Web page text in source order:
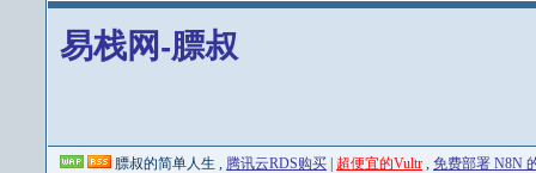
易栈网-膘叔
膘叔的简单人生 , 腾讯云RDS购买 超便宜的Vultr , 免费部署 N8N